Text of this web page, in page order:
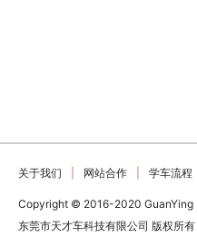
关于我们 网站合作 学车流程
Copyright © 2016-2020 GuanYing
东莞市天才车科技有限公司 版权所有